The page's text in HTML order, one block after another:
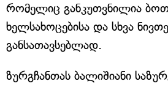
რომელიც განკუთვნილია
ხელსახოცებისა და სხვა
განსათავსებლად.
ზურგჩანთას ბალიშიანი